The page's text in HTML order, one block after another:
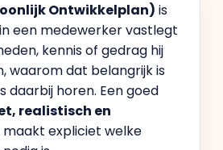
Ontwikkelplan) is
een medewerker vastlegt
kennis of gedrag hij
waarom dat belangrijk is
daarbij horen. Een goed
realistisch en
maakt expliciet welke